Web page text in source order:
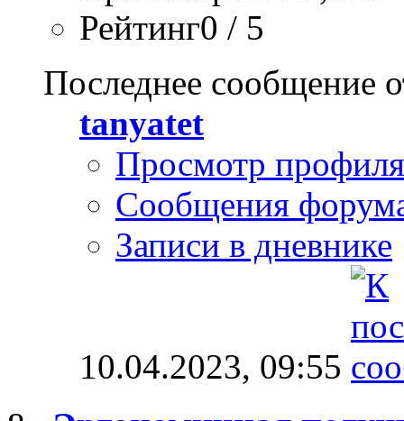
Рейтинг0 / 5
Последнее сообщение
tanyatet
Просмотр профиля
Сообщения
Записи в дневнике
10.04.2023, 09:55